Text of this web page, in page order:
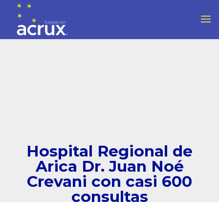
Hospital Regional de
Arica Dr. Juan Noé
Crevani con casi 600
consultas